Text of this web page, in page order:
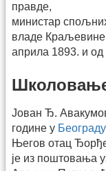
правде,
министар
владе Краљевине
априла 1893. и од
Јован Ђ.
године у Београду
Његов отац
је из поштовања